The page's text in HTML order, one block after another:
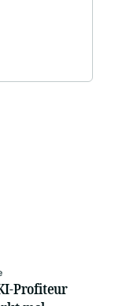
Profiteur